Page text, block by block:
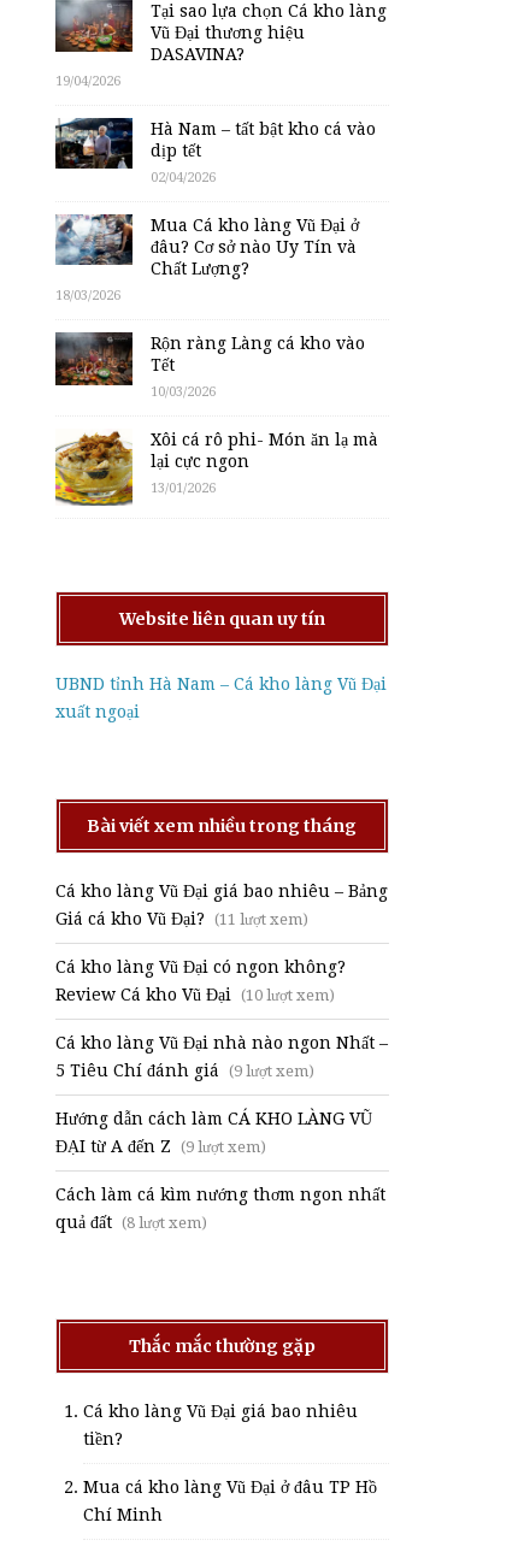
Tại sao lựa chọn Cá kho làng
Vũ Đại thương hiệu
DASAVINA?
19/04/2026
Hà Nam – tất bật kho cá vào
dịp tết
02/04/2026
Mua Cá kho làng Vũ Đại ở
đâu? Cơ sở nào Uy Tín và
Chất Lượng?
18/03/2026
Rộn ràng Làng cá kho vào
Tết
10/03/2026
Xôi cá rô phi- Món ăn lạ mà
lại cực ngon
13/01/2026
Website liên quan uy tín
UBND tỉnh Hà Nam – Cá kho làng Vũ Đại
xuất ngoại
Bài viết xem nhiều trong tháng
Cá kho làng Vũ Đại giá bao nhiêu – Bảng
Giá cá kho Vũ Đại? (11 lượt xem)
Cá kho làng Vũ Đại có ngon không?
Review Cá kho Vũ Đại (10 lượt xem)
Cá kho làng Vũ Đại nhà nào ngon Nhất –
5 Tiêu Chí đánh giá (9 lượt xem)
Hướng dẫn cách làm CÁ KHO LÀNG VŨ
ĐẠI từ A đến Z (9 lượt xem)
Cách làm cá kìm nướng thơm ngon nhất
quả đất (8 lượt xem)
Thắc mắc thường gặp
Cá kho làng Vũ Đại giá bao nhiêu
tiền?
Mua cá kho làng Vũ Đại ở đâu TP Hồ
Chí Minh